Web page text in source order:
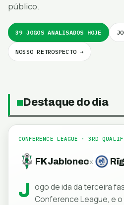
público.
39 JOGOS ANALISADOS HOJE
NOSSO RETROSPECTO →
Destaque do dia
CONFERENCE LEAGUE · 3RD
FK Jablonecx
J ogo de ida da terceira
Conference League, e